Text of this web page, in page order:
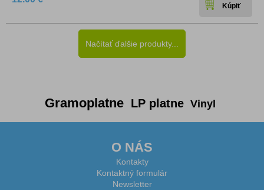
Načítať ďalšie produkty...
Gramoplatne LP platne Vinyl
O NÁS
Kontakty
Kontaktný formulár
Newsletter